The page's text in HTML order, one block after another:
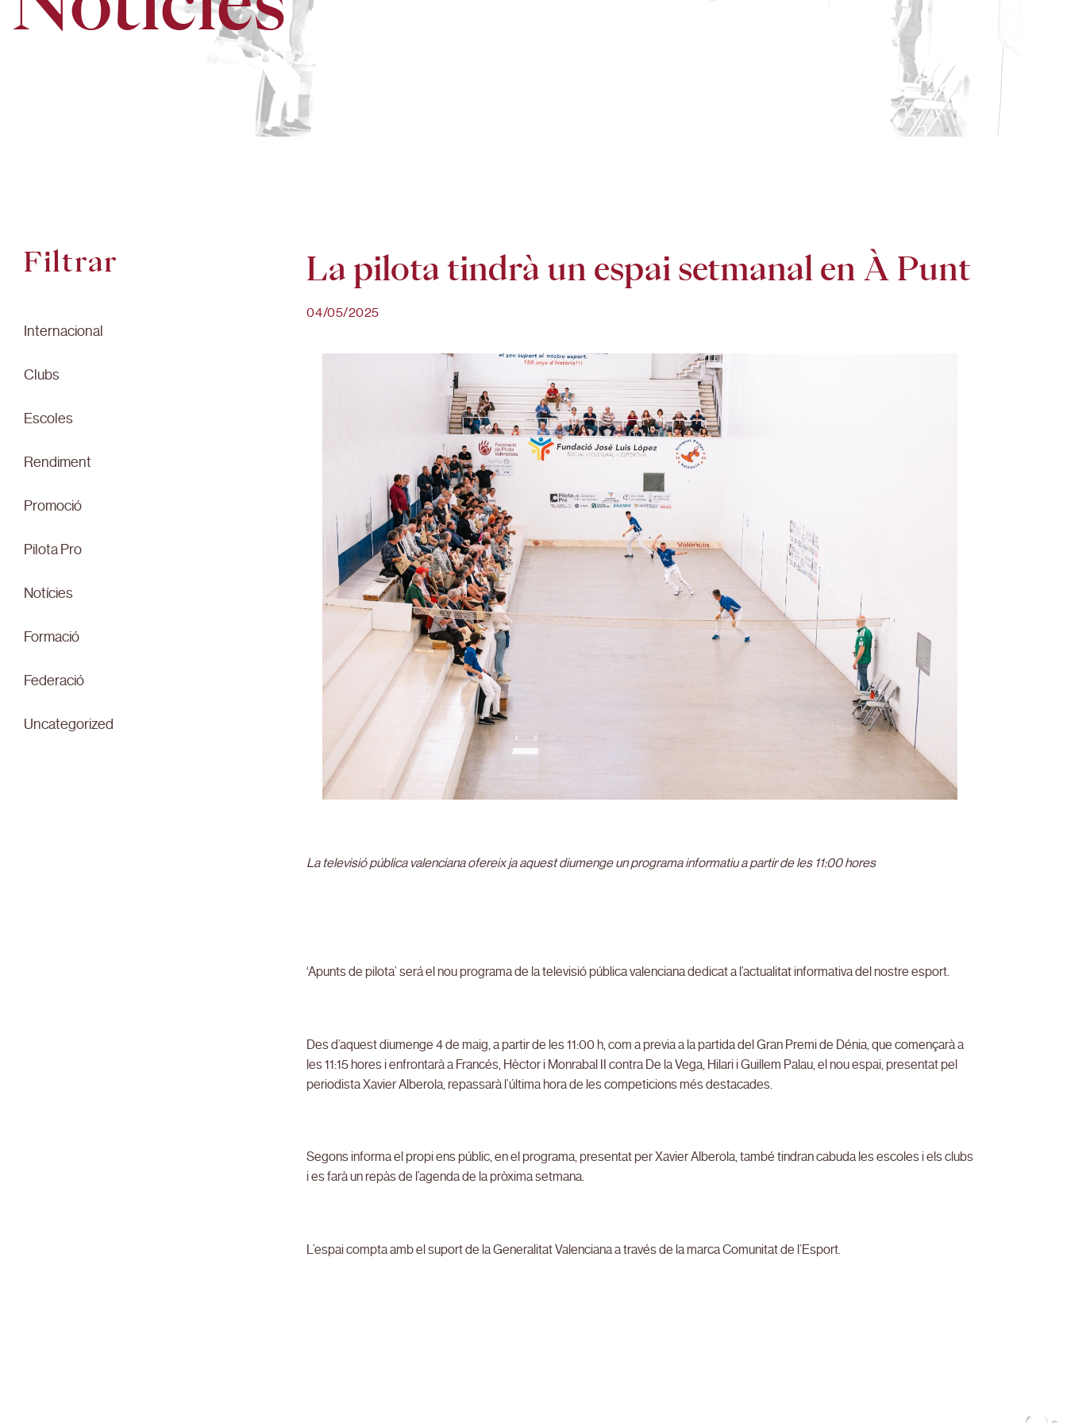
Filtrar
Internacional
Clubs
Escoles
Rendiment
Promoció
Pilota Pro
Notícies
Formació
Federació
Uncategorized
La pilota tindrà un espai setmanal en À Punt
04/05/2025
La televisió pública valenciana ofereix ja aquest diumenge un programa informatiu a partir de les 11:00 hores
‘Apunts de pilota’ será el nou programa de la televisió pública valenciana dedicat a l’actualitat informativa del nostre esport.
Des d’aquest diumenge 4 de maig, a partir de les 11:00 h, com a previa a la partida del Gran Premi de Dénia, que començarà a
les 11:15 hores i enfrontarà a Francés, Hèctor i Monrabal II contra De la Vega, Hilari i Guillem Palau, el nou espai, presentat pel
periodista Xavier Alberola, repassarà l’última hora de les competicions més destacades.
Segons informa el propi ens públic, en el programa, presentat per Xavier Alberola, també tindran cabuda les escoles i els clubs
i es farà un repàs de l’agenda de la pròxima setmana.
L’espai compta amb el suport de la Generalitat Valenciana a través de la marca Comunitat de l’Esport.